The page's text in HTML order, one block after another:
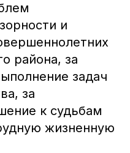
и
района, за
задач
за
к судьбам
жизненную